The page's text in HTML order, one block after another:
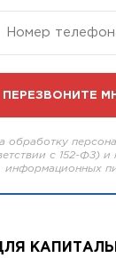
обработку
с 152-ФЗ) и
информационных